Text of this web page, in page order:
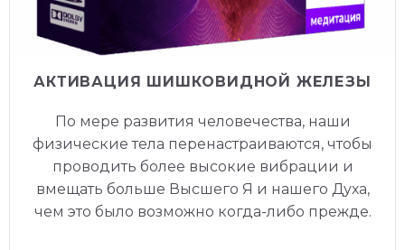
АКТИВАЦИЯ ШИШКОВИДНОЙ ЖЕЛЕЗЫ
По мере развития человечества, наши
физические тела перенастраиваются, чтобы
проводить более высокие вибрации и
вмещать больше Высшего Я и нашего Духа,
чем это было возможно когда-либо прежде.